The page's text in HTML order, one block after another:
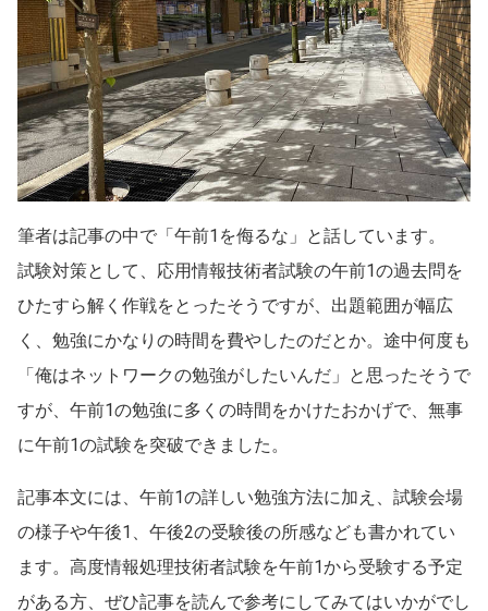
筆者は記事の中で「午前1を侮るな」と話しています。
試験対策として、応用情報技術者試験の午前1の過去問を
ひたすら解く作戦をとったそうですが、出題範囲が幅広
く、勉強にかなりの時間を費やしたのだとか。途中何度も
「俺はネットワークの勉強がしたいんだ」と思ったそうで
すが、午前1の勉強に多くの時間をかけたおかげで、無事
に午前1の試験を突破できました。
記事本文には、午前1の詳しい勉強方法に加え、試験会場
の様子や午後1、午後2の受験後の所感なども書かれてい
ます。高度情報処理技術者試験を午前1から受験する予定
がある方、ぜひ記事を読んで参考にしてみてはいかがでし